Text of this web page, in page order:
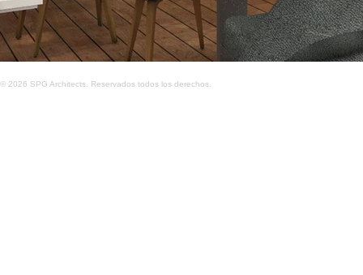
© 2026 SPG Architects. Reservados todos los derechos.